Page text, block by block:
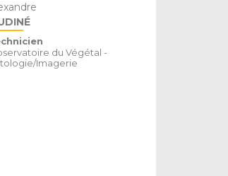
du Végétal -
Imagerie